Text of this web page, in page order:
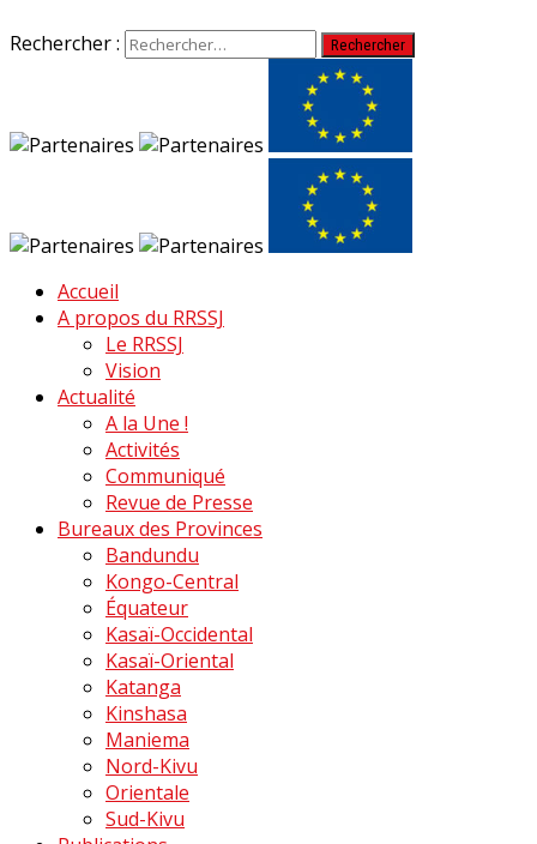
Rechercher :
Accueil
A propos du RRSSJ
Le RRSSJ
Vision
Actualité
A la Une !
Activités
Communiqué
Revue de Presse
Bureaux des Provinces
Bandundu
Kongo-Central
Équateur
Kasaï-Occidental
Kasaï-Oriental
Katanga
Kinshasa
Maniema
Nord-Kivu
Orientale
Sud-Kivu